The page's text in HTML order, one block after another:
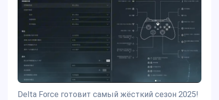
Delta Force готовит самый жёсткий сезон 2025!